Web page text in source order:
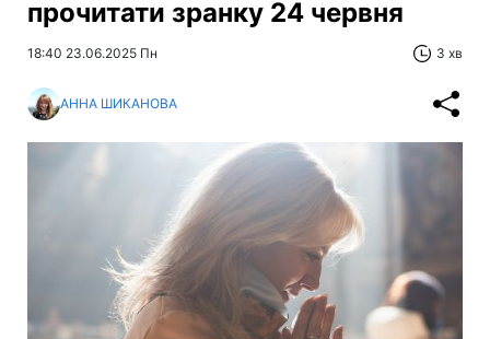
прочитати зранку 24 червня
18:40 23.06.2025 Пн 3 хв
АННА ШИКАНОВА